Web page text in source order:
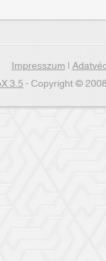
Impresszum|
3.5- Copyright ©